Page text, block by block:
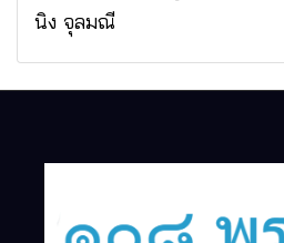
นิง จุลมณี